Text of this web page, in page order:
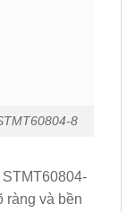
8
ràng và bền